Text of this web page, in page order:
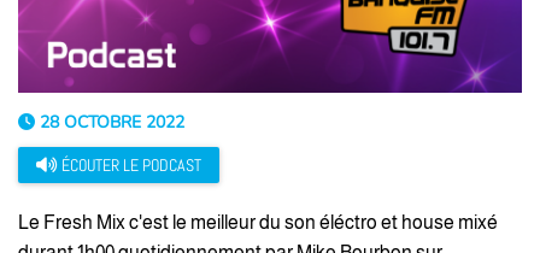
28 OCTOBRE 2022
ÉCOUTER LE PODCAST
Le Fresh Mix c'est le meilleur du son éléctro et house mixé